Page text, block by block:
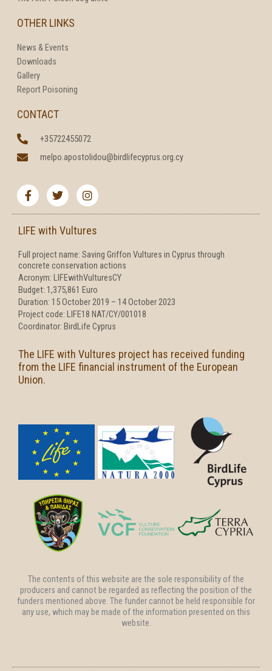
OTHER LINKS
News & Events
Downloads
Gallery
Report Poisoning
CONTACT
+35722455072
melpo.apostolidou@birdlifecyprus.org.cy
a
c
e
b
o
k
-
f
w
i
t
t
e
n
s
t
g
a
m
LIFE with Vultures
Full project name: Saving Griffon Vultures in Cyprus through
concrete conservation actions
Acronym: LIFEwithVulturesCY
Budget: 1,375,861 Euro
Duration: 15 October 2019 – 14 October 2023
Project code: LIFE18 NAT/CY/001018
Coordinator: BirdLife Cyprus
The LIFE with Vultures project has received funding
from the LIFE financial instrument of the European
Union.
The contents of this website are the sole responsibility of the
producers and cannot be regarded as reflecting the position of the
funders mentioned above. The funder cannot be held responsible for
any use, which may be made of the information presented on this
website.